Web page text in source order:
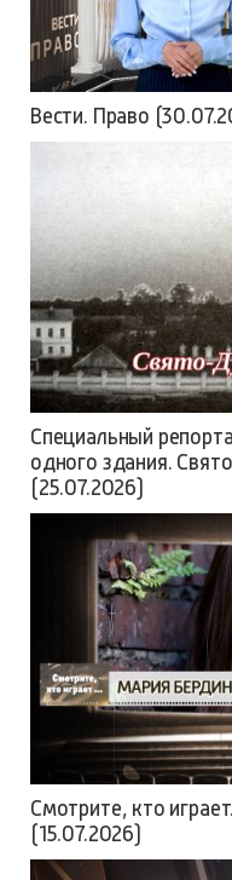
Вести. Право
Специальный
одного здания.
(25.07.2026)
Смотрите, кто
(15.07.2026)